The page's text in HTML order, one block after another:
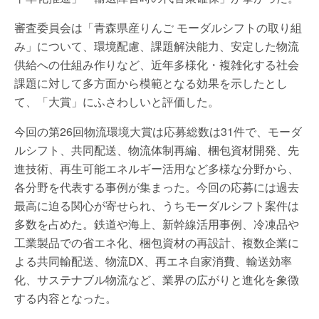
審査委員会は「青森県産りんご モーダルシフトの取り組
み」について、環境配慮、課題解決能力、安定した物流
供給への仕組み作りなど、近年多様化・複雑化する社会
課題に対して多方面から模範となる効果を示したとし
て、「大賞」にふさわしいと評価した。
今回の第26回物流環境大賞は応募総数は31件で、モーダ
ルシフト、共同配送、物流体制再編、梱包資材開発、先
進技術、再生可能エネルギー活用など多様な分野から、
各分野を代表する事例が集まった。今回の応募には過去
最高に迫る関心が寄せられ、うちモーダルシフト案件は
多数を占めた。鉄道や海上、新幹線活用事例、冷凍品や
工業製品での省エネ化、梱包資材の再設計、複数企業に
よる共同輸配送、物流DX、再エネ自家消費、輸送効率
化、サステナブル物流など、業界の広がりと進化を象徴
する内容となった。